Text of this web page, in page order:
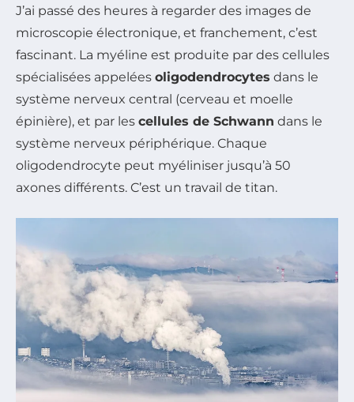
J’ai passé des heures à regarder des images de
microscopie électronique, et franchement, c’est
fascinant. La myéline est produite par des cellules
spécialisées appelées oligodendrocytes dans le
système nerveux central (cerveau et moelle
épinière), et par les cellules de Schwann dans le
système nerveux périphérique. Chaque
oligodendrocyte peut myéliniser jusqu’à 50
axones différents. C’est un travail de titan.